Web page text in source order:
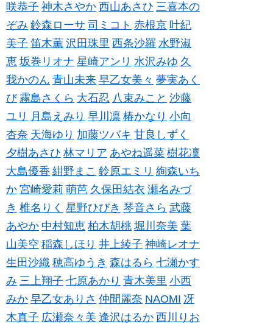
咲恭子 神木さやか 西山あさひ 三喜本の
ぞみ 鈴森ローサ 司ミコト 赤根京 叶紀
美子 笛木薫 沢田珠里 西条沙羅 水野淑
恵 坂巻リオナ 星崎アンリ 水沢みゆ 久
我かのん 青山未来 早乙女美々 夢実あく
び 霧島さくら 大石忍 八束みこと 沙藤
ユリ 月島えみり 早川凛 椿かなり 小向
杏奈 天海ゆり 加藤ツバキ 甘良しずく
夕樹あさひ 林マリア あやね遥菜 樹花凜
大島優香 紺野まこ 鈴原エミリ 絢森いち
か 宮崎愛莉 萌芭 久保田結衣 瀬名みづ
き 椎名りく 星野ひびき 琴音さら 武藤
あやか 中村知恵 柏木胡桃 堀川奈美 葉
山美空 稲森しほり 井上綾子 神崎レオナ
生田沙織 穂高ゆうき 森はるら 七瀬かす
み 三上翔子 七原あかり 青木美里 小西
みか 早乙女ありさ 仲間麗奈 NAOMI 冴
木真子 広瀬奈々美 逢沢はるか 西川りお